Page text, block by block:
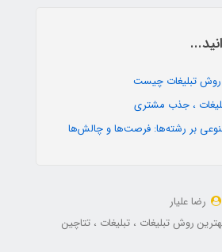
روش تبلیغات چیست
، جذب مشتری
بر رشته‌ها: فرصت‌ها و چالش‌ها
رضا علیار
روش تبلیغات تبلیغات تتاچین